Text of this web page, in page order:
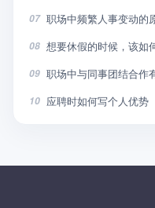
07 职场中频繁人事变动的
08 想要休假的时候，该如
09 职场中与同事团结合作
10 应聘时如何写个人优势